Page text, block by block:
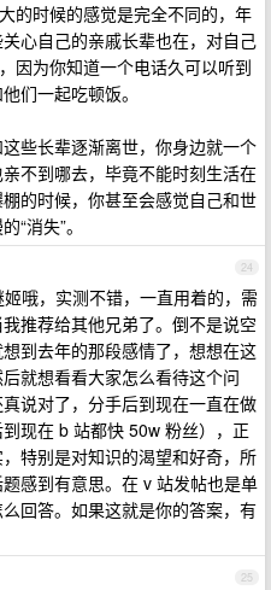
的时候的感觉是完全不同的，年
心自己的亲戚长辈也在，对自己
因为你知道一个电话久可以听到
们一起吃顿饭。
些长辈逐渐离世，你身边就一个
不到哪去，毕竟不能时刻生活在
的时候，你甚至会感觉自己和世
“消失”。
24
哦，实测不错，一直用着的，需
推荐给其他兄弟了。倒不是说空
到去年的那段感情了，想想在这
就想看看大家怎么看待这个问
说对了，分手后到现在一直在做
现在 b 站都快 50w 粉丝），正
特别是对知识的渴望和好奇，所
感到有意思。在 v 站发帖也是单
回答。如果这就是你的答案，有
25